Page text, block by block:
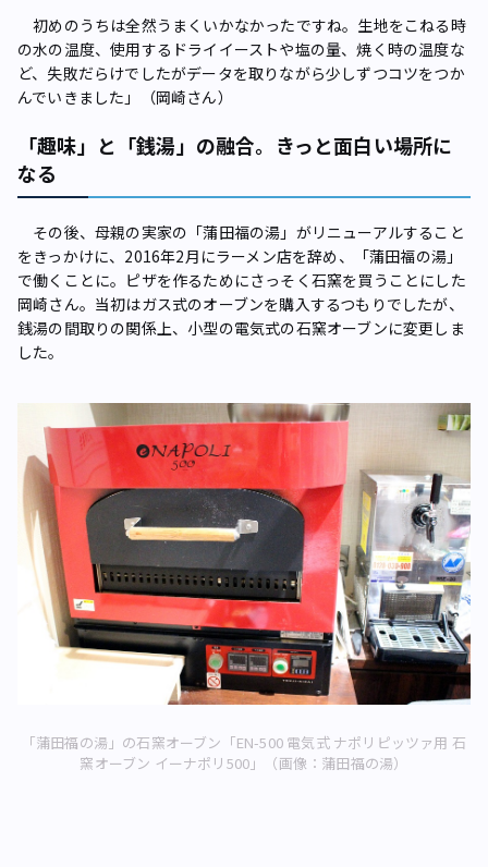
初めのうちは全然うまくいかなかったですね。生地をこねる時
の水の温度、使用するドライイーストや塩の量、焼く時の温度な
ど、失敗だらけでしたがデータを取りながら少しずつコツをつか
んでいきました」（岡崎さん）
「趣味」と「銭湯」の融合。きっと面白い場所に
なる
その後、母親の実家の「蒲田福の湯」がリニューアルすること
をきっかけに、2016年2月にラーメン店を辞め、「蒲田福の湯」
で働くことに。ピザを作るためにさっそく石窯を買うことにした
岡崎さん。当初はガス式のオーブンを購入するつもりでしたが、
銭湯の間取りの関係上、小型の電気式の石窯オーブンに変更しま
した。
「蒲田福の湯」の石窯オーブン「EN-500 電気式 ナポリピッツァ用 石
窯オーブン イーナポリ500」（画像：蒲田福の湯）